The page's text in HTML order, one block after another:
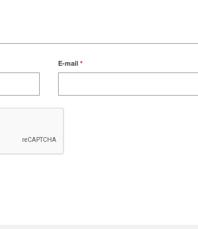
E-mail *